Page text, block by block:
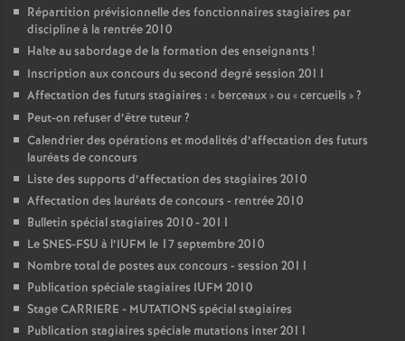
Répartition prévisionnelle des fonctionnaires stagiaires par
discipline à la rentrée 2010
Halte au sabordage de la formation des enseignants !
Inscription aux concours du second degré session 2011
Affectation des futurs stagiaires : « berceaux» ou «cercueils »?
Peut-on refuser d’être tuteur?
Calendrier des opérations et modalités d’affectation des futurs
lauréats de concours
Liste des supports d’affectation des stagiaires 2010
Affectation des lauréats de concours - rentrée 2010
Bulletin spécial stagiaires 2010 - 2011
Le SNES-FSU à l’IUFM le 17 septembre 2010
Nombre total de postes aux concours - session 2011
Publication spéciale stagiaires IUFM 2010
Stage CARRIERE - MUTATIONS spécial stagiaires
Publication stagiaires spéciale mutations inter 2011